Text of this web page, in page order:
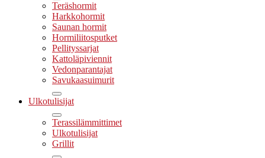
Teräshormit
Harkkohormit
Saunan hormit
Hormiliitosputket
Pellityssarjat
Kattoläpiviennit
Vedonparantajat
Savukaasuimurit
Ulkotulisijat
Terassilämmittimet
Ulkotulisijat
Grillit